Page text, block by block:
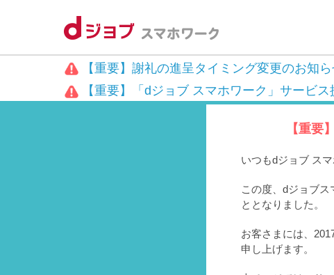
【重要】謝礼の進呈タイミング変更のお知
【重要】「dジョブ スマホワーク」サービ
【重要
いつもdジョブ ス
この度、dジョブ
ととなりました。
お客さまには、
申し上げます。